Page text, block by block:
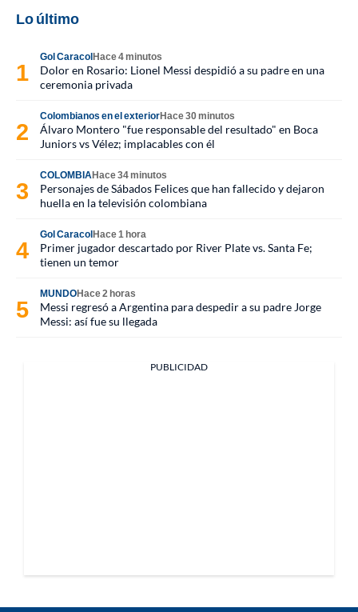
Lo último
Gol CaracolHace 4 minutos
Dolor en Rosario: Lionel Messi despidió a su padre en una
ceremonia privada
Colombianos en el exteriorHace 30 minutos
Álvaro Montero "fue responsable del resultado" en Boca
Juniors vs Vélez; implacables con él
COLOMBIAHace 34 minutos
Personajes de Sábados Felices que han fallecido y dejaron
huella en la televisión colombiana
Gol CaracolHace 1 hora
Primer jugador descartado por River Plate vs. Santa Fe;
tienen un temor
MUNDOHace 2 horas
Messi regresó a Argentina para despedir a su padre Jorge
Messi: así fue su llegada
PUBLICIDAD